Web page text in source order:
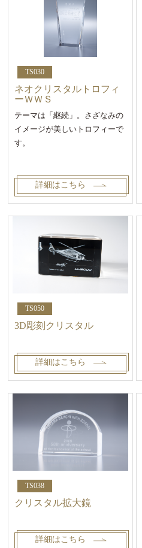
TS030
ネオクリスタルトロフィ
ーＷＷＳ
テーマは「継続」。さざなみの
イメージが美しいトロフィーで
す。
詳細はこちら
TS050
3D彫刻クリスタル
詳細はこちら
TS038
クリスタル拡大鏡
詳細はこちら